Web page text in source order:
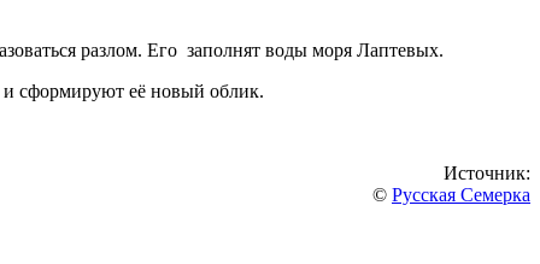
разлом. Его заполнят воды моря Лаптевых.
и сформируют её новый облик.
Источник:
© Русская Семерка